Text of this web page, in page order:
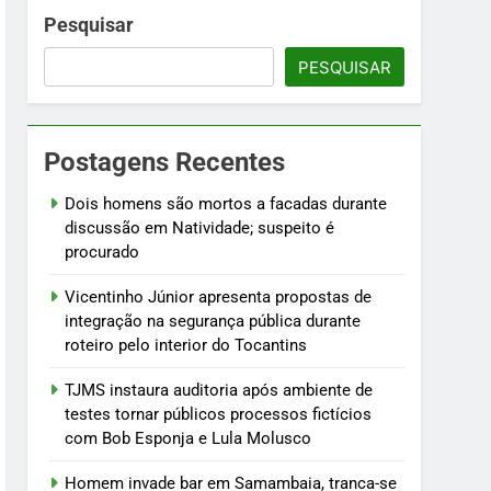
com Bob Esponja e Lula Molusco
Pesquisar
PESQUISAR
Postagens Recentes
Dois homens são mortos a facadas durante
discussão em Natividade; suspeito é
procurado
Vicentinho Júnior apresenta propostas de
integração na segurança pública durante
roteiro pelo interior do Tocantins
TJMS instaura auditoria após ambiente de
testes tornar públicos processos fictícios
com Bob Esponja e Lula Molusco
Homem invade bar em Samambaia, tranca-se